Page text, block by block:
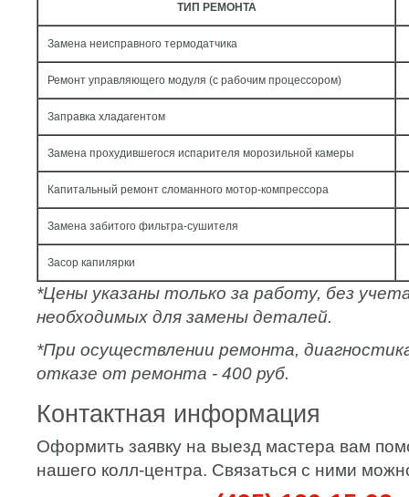
ТИП РЕМОНТА
Замена неисправного термодатчика
Ремонт управляющего модуля (с рабочим процессором)
Заправка хладагентом
Замена прохудившегося испарителя морозильной камеры
Капитальный ремонт сломанного мотор-компрессора
Замена забитого фильтра-сушителя
Засор капилярки
*Цены указаны только за работу, без
необходимых для замены деталей.
*При осуществлении ремонта,
отказе от ремонта - 400 руб.
Контактная информация
Оформить заявку на выезд мастера вам
нашего колл-центра. Связаться с ними